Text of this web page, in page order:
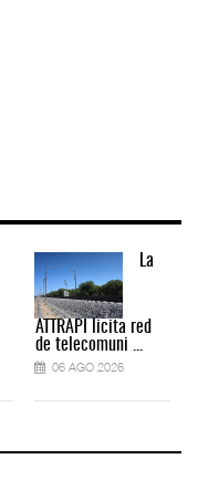
La
ATTRAPI licita red
de telecomuni ...
06 AGO 2026